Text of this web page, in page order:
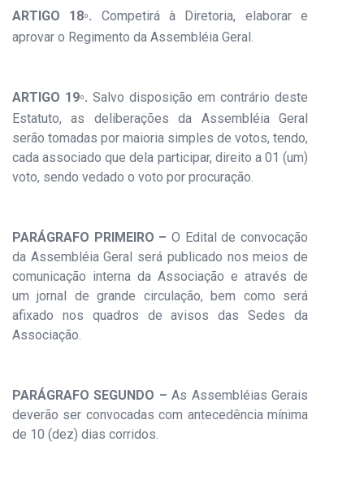
ARTIGO 18º. Competirá à Diretoria, elaborar e
aprovar o Regimento da Assembléia Geral.
ARTIGO 19º. Salvo disposição em contrário deste
Estatuto, as deliberações da Assembléia Geral
serão tomadas por maioria simples de votos, tendo,
cada associado que dela participar, direito a 01 (um)
voto, sendo vedado o voto por procuração.
PARÁGRAFO PRIMEIRO – O Edital de convocação
da Assembléia Geral será publicado nos meios de
comunicação interna da Associação e através de
um jornal de grande circulação, bem como será
afixado nos quadros de avisos das Sedes da
Associação.
PARÁGRAFO SEGUNDO –As Assembléias Gerais
deverão ser convocadas com antecedência mínima
de 10 (dez) dias corridos.